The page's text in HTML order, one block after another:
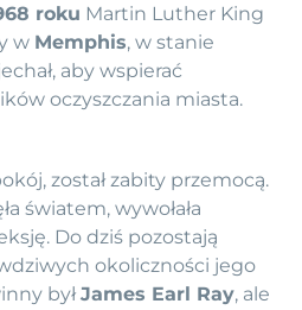
roku Martin Luther King
w Memphis, w stanie
aby wspierać
oczyszczania miasta.
został zabity przemocą.
światem, wywołała
Do dziś pozostają
okoliczności jego
byłJames Earl Ray, ale